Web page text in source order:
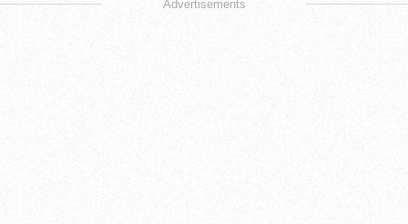
Advertisements